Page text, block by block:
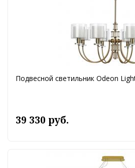
Подвесной светильник Odeon
39 330 руб.